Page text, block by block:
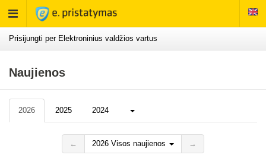
Rodyti
meniu
Prisijungti per Elektroninius valdžios vartus
Naujienos
2026 2025 2024 Daugiau...
← 2026 Visos naujienos →